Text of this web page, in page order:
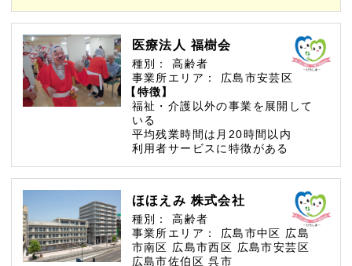
医療法人 福樹会
種別：
高齢者
事業所エリア：
広島市安芸区
【特徴】
福祉・介護以外の事業を展開して
いる
平均残業時間は月20時間以内
利用者サービスに特徴がある
ほほえみ 株式会社
種別：
高齢者
事業所エリア：
広島市中区 広島
市南区 広島市西区 広島市安芸区
広島市佐伯区呉市